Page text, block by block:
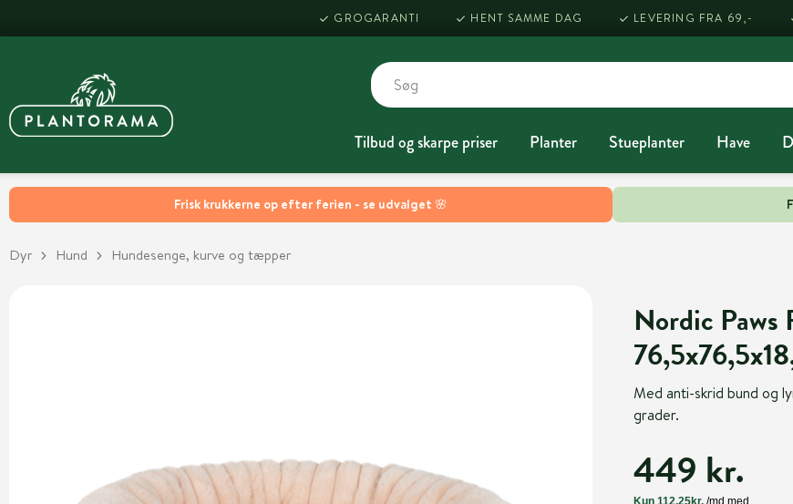
Frisk krukkerne op efter ferien - se udvalget 🌸
GROGARANTI HENT SAMME DAG LEVERING FRA 69,-
Tilbud og skarpe priser Planter Stueplanter Have
Dyr Hund Hundesenge, kurve og tæpper
Nordic
Med anti-skrid bund og
grader.
449 kr.